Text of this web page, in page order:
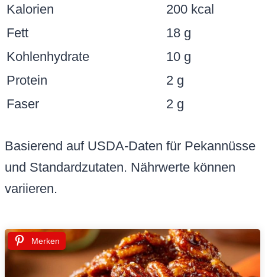
Kalorien
200 kcal
Fett
18 g
Kohlenhydrate
10 g
Protein
2 g
Faser
2 g
Basierend auf USDA-Daten für Pekannüsse
und Standardzutaten. Nährwerte können
variieren.
Merken